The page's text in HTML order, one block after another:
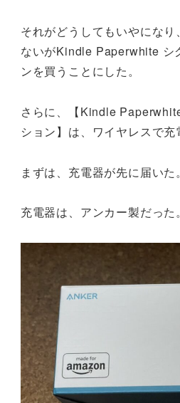
それがどうしてもいやにな
ないがKindle Paperwhite シ
ンを買うことにした。
さらに、【Kindle
ション】は、ワイヤレスで充
まずは、充電器が先に届いた。
充電器は、アンカー製だった。